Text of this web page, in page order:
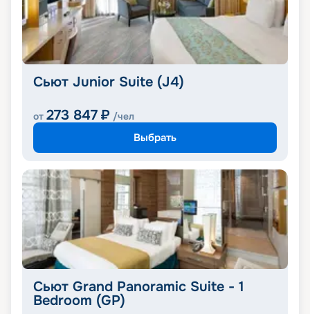
Сьют Junior Suite (J4)
от 273 847 ₽ /чел
Выбрать
Сьют Grand Panoramic Suite - 1
Bedroom (GP)